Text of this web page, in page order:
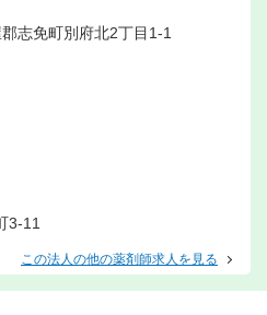
志免町別府北2丁目1-1
3-11
この法人の他の薬剤師求人を見る